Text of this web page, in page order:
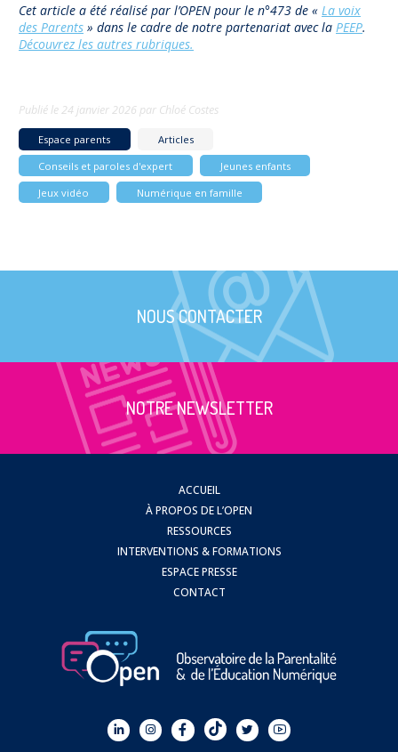
Cet article a été réalisé par l’OPEN pour le n°473 de « La voix
des Parents » dans le cadre de notre partenariat avec la PEEP.
Découvrez les autres rubriques.
Publié le24 janvier 2026 par Chloé Costes
Espace parents
Articles
Conseils et paroles d'expert
Jeunes enfants
Jeux vidéo
Numérique en famille
NOUS CONTACTER
NOTRE NEWSLETTER
ACCUEIL
À PROPOS DE L’OPEN
RESSOURCES
INTERVENTIONS & FORMATIONS
ESPACE PRESSE
CONTACT